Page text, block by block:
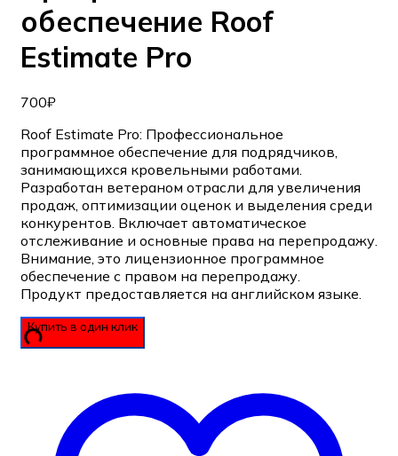
обеспечение Roof
Estimate Pro
700₽
Roof Estimate Pro: Профессиональное
программное обеспечение для подрядчиков,
занимающихся кровельными работами.
Разработан ветераном отрасли для увеличения
продаж, оптимизации оценок и выделения среди
конкурентов. Включает автоматическое
отслеживание и основные права на перепродажу.
Внимание, это лицензионное программное
обеспечение с правом на перепродажу.
Продукт предоставляется на английском языке.
Купить в один клик